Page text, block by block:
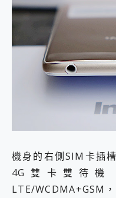
機身的右側SIM卡插
4G雙卡雙待機
LTE/WCDMA+GSM